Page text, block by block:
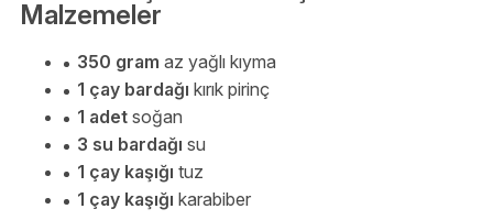
Malzemeler
350 gram az yağlı kıyma
1 çay bardağı kırık pirinç
1 adet soğan
3 su bardağı su
1 çay kaşığı tuz
1 çay kaşığı karabiber